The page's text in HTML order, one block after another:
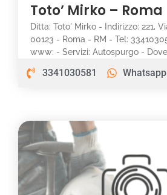
Toto’ Mirko – Roma
Ditta: Toto' Mirko - Indirizzo: 221,
00123 - Roma - RM - Tel:
www: - Servizi: Autospurgo -
3341030581 Whatsapp